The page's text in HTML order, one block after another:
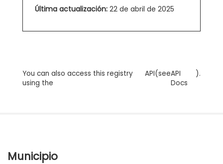
Última actualización: 22 de abril de 2025
You can also access this registry
using the
API(seeAPI
Docs
).
Municipio